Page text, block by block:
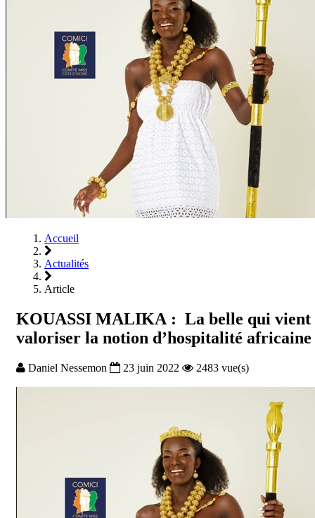
Accueil
Actualités
Article
KOUASSI MALIKA : La belle qui vient
valoriser la notion d’hospitalité africaine
Daniel Nessemon 23 juin 2022 2483 vue(s)